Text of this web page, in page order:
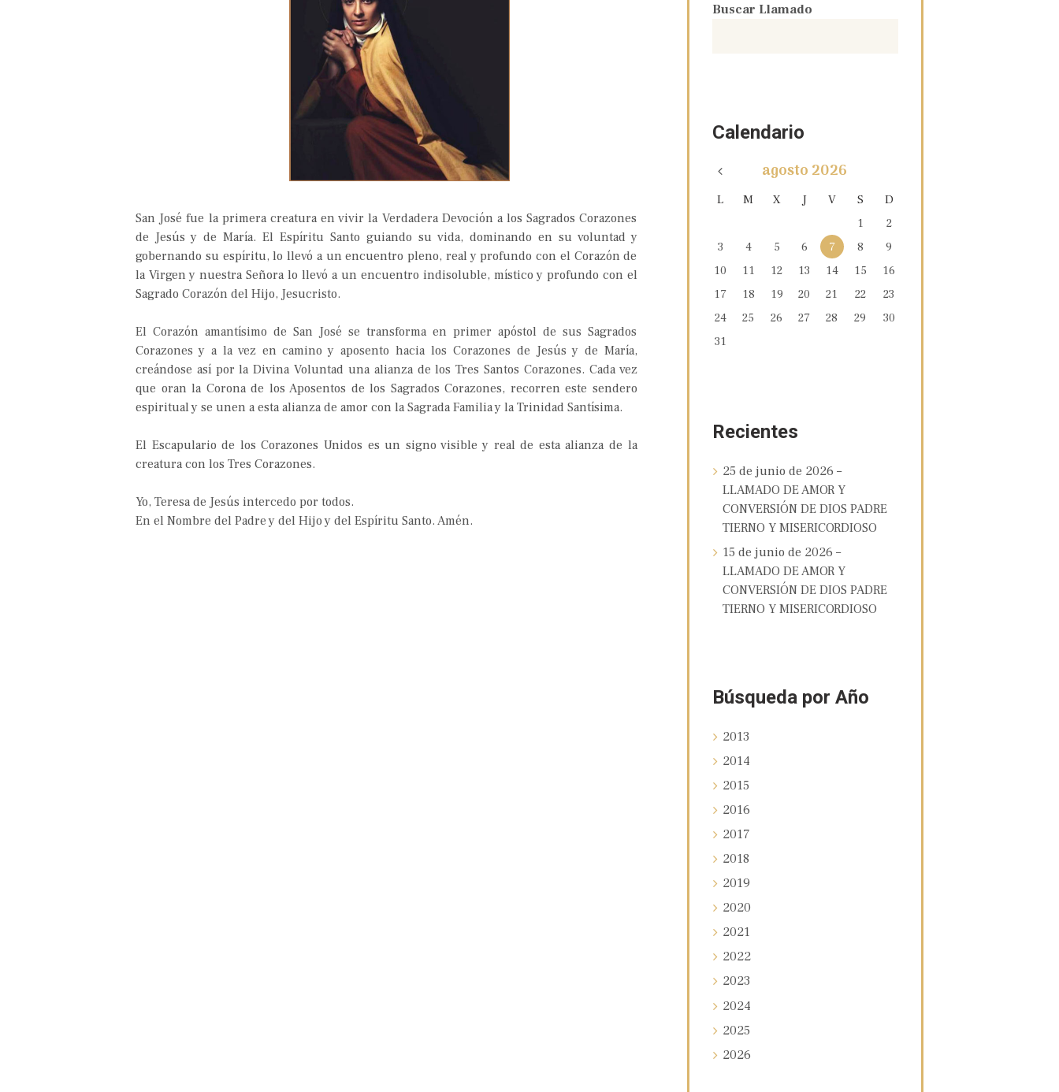
San José fue la primera creatura en vivir la Verdadera Devoción a los Sagrados Corazones
de Jesús y de María. El Espíritu Santo guiando su vida, dominando en su voluntad y
gobernando su espíritu, lo llevó a un encuentro pleno, real y profundo con el Corazón de
la Virgen y nuestra Señora lo llevó a un encuentro indisoluble, místico y profundo con el
Sagrado Corazón del Hijo, Jesucristo.
El Corazón amantísimo de San José se transforma en primer apóstol de sus Sagrados
Corazones y a la vez en camino y aposento hacia los Corazones de Jesús y de María,
creándose así por la Divina Voluntad una alianza de los Tres Santos Corazones. Cada vez
que oran la Corona de los Aposentos de los Sagrados Corazones, recorren este sendero
espiritual y se unen a esta alianza de amor con la Sagrada Familia y la Trinidad Santísima.
El Escapulario de los Corazones Unidos es un signo visible y real de esta alianza de la
creatura con los Tres Corazones.
Yo, Teresa de Jesús intercedo por todos.
En el Nombre del Padre y del Hijo y del Espíritu Santo. Amén.
Buscar Llamado
Calendario
agosto 2026
L M X J V S
D
1
2
3
4 5 6 7 8
9
10
11 12 13 14 15
16
17
18 19 20 21 22
23
24
25 26 27 28 29
30
31
Recientes
25 de junio de 2026 –
LLAMADO DE AMOR Y
CONVERSIÓN DE DIOS PADRE
TIERNO Y MISERICORDIOSO
15 de junio de 2026 –
LLAMADO DE AMOR Y
CONVERSIÓN DE DIOS PADRE
TIERNO Y MISERICORDIOSO
Búsqueda por Año
2013
2014
2015
2016
2017
2018
2019
2020
2021
2022
2023
2024
2025
2026